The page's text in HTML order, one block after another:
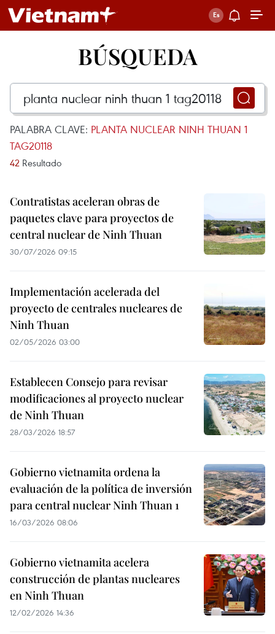
BÚSQUEDA
PALABRA CLAVE: PLANTA NUCLEAR NINH THUAN 1
TAG20118
42 Resultado
Contratistas aceleran obras de
paquetes clave para proyectos de
central nuclear de Ninh Thuan
30/07/2026 09:15
Implementación acelerada del
proyecto de centrales nucleares de
Ninh Thuan
02/05/2026 03:00
Establecen Consejo para revisar
modificaciones al proyecto nuclear
de Ninh Thuan
28/03/2026 18:57
Gobierno vietnamita ordena la
evaluación de la política de inversión
para central nuclear Ninh Thuan 1
16/03/2026 08:06
Gobierno vietnamita acelera
construcción de plantas nucleares
en Ninh Thuan
12/02/2026 14:36